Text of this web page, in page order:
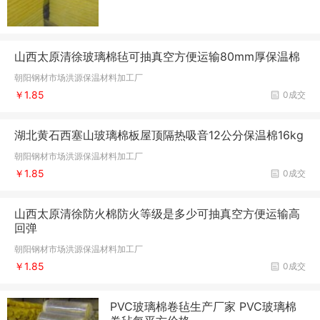
山西太原清徐玻璃棉毡可抽真空方便运输80mm厚保温棉
朝阳钢材市场洪源保温材料加工厂
0成交
￥1.85
湖北黄石西塞山玻璃棉板屋顶隔热吸音12公分保温棉16kg
朝阳钢材市场洪源保温材料加工厂
0成交
￥1.85
山西太原清徐防火棉防火等级是多少可抽真空方便运输高
回弹
朝阳钢材市场洪源保温材料加工厂
0成交
￥1.85
PVC玻璃棉卷毡生产厂家 PVC玻璃棉